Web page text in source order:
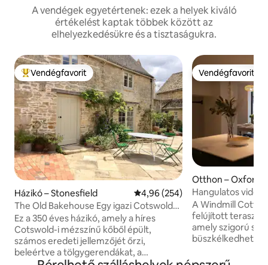
A vendégek egyetértenek: ezek a helyek kiváló
értékelést kaptak többek között az
elhelyezkedésükre és a tisztaságukra.
Kiemelt vendégfavorit
Vendégfavorit
Házikó – Stonesfield Átlagos értékelés: 5/4,96, 254
4,96 (254)
The Old Bakehouse Egy igazi Cotswold
házikó.
Ez a 350 éves házikó, amely a híres
Cotswold-i mézszínű kőből épült,
számos eredeti jellemzőjét őrzi,
beleértve a tölgygerendákat, a
Vendégfavorit
Vendégfavorit
Otthon –
Hangulatos
A Windmill
felújított teraszos
amely szigorú
büszkélkedhet.
frissítésekkel,